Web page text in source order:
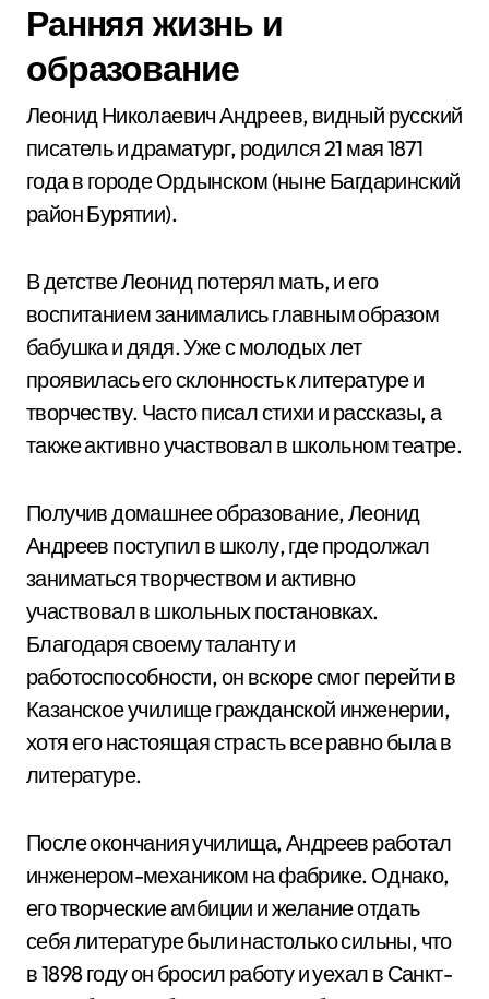
Ранняя жизнь и
образование
Леонид Николаевич Андреев, видный русский
писатель и драматург, родился 21 мая 1871
года в городе Ордынском (ныне Багдаринский
район Бурятии).
В детстве Леонид потерял мать, и его
воспитанием занимались главным образом
бабушка и дядя. Уже с молодых лет
проявилась его склонность к литературе и
творчеству. Часто писал стихи и рассказы, а
также активно участвовал в школьном театре.
Получив домашнее образование, Леонид
Андреев поступил в школу, где продолжал
заниматься творчеством и активно
участвовал в школьных постановках.
Благодаря своему таланту и
работоспособности, он вскоре смог перейти в
Казанское училище гражданской инженерии,
хотя его настоящая страсть все равно была в
литературе.
После окончания училища, Андреев работал
инженером-механиком на фабрике. Однако,
его творческие амбиции и желание отдать
себя литературе были настолько сильны, что
в 1898 году он бросил работу и уехал в Санкт-